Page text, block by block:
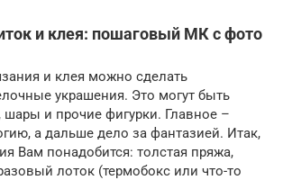
и клея: пошаговый МК с фото
и клея можно сделать
украшения. Это могут быть
шары и прочие фигурки. Главное –
а дальше дело за фантазией. Итак,
Вам понадобится: толстая пряжа,
лоток (термобокс или что-то